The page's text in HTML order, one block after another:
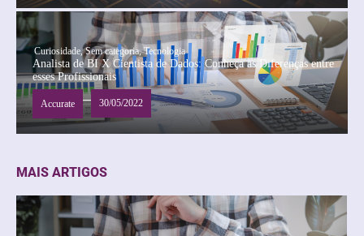
Curiosidade, Sem categoria, Tecnologia
Analista de BI X Cientista de Dados: Conheça as Diferenças entre
esses Profissionais
Accurate 30/05/2022
MAIS ARTIGOS